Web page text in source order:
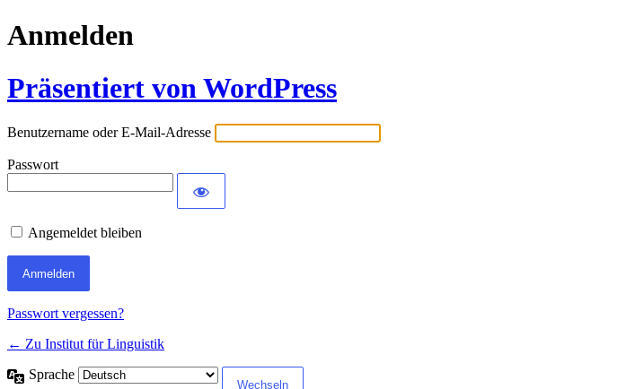
Anmelden
Präsentiert von WordPress
Benutzername oder E-Mail-Adresse
Passwort
Angemeldet bleiben
Passwort vergessen?
← Zu Institut für Linguistik
Sprache